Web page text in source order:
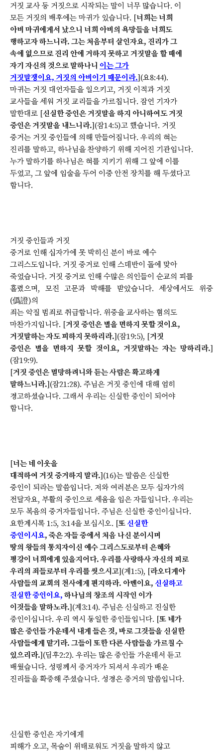
거짓 교사 등 거짓으로 시작되는 말이 너무 많습니다. 이
모든 거짓의 배후에는 마귀가 있습니다. [너희는 너희
아비 마귀에게서 났으니 너희 아비의 욕망들을 너희도
행하고자 하느니라. 그는 처음부터 살인자요, 진리가 그
속에 없으므로 진리 안에 거하지 못하고 거짓말을 할 때에
자기 자신의 것으로 말하나니 이는 그가
거짓말쟁이요, 거짓의 아비이기 때문이라.](요8:44).
마귀는 거짓 대언자들을 일으키고, 거짓 이적과 거짓
교사들을 세워 거짓 교리들을 가르칩니다. 잠언 기자가
말한대로 [신실한 증인은 거짓말을 하지 아니하여도 거짓
증인은 거짓말을 내느니라.](잠14:5)고 했습니다. 거짓
증거는 거짓 증인들에 의해 만들어집니다. 우리의 혀는
진리를 말하고, 하나님을 찬양하기 위해 지어진 기관입니다.
누가 말하기를 하나님은 혀를 지키기 위해 그 앞에 이를
두었고, 그 앞에 입술을 두어 이중 안전 장치를 해 두셨다고
합니다.
거짓 증인들과 거짓
증거로 인해 십자가에 못 박히신 분이 바로 예수
그리스도입니다. 거짓 증거로 인해 스데반이 돌에 맞아
죽었습니다. 거짓 증거로 인해 수많은 의인들이 순교의 피를
흘렸으며, 모진 고문과 박해를 받았습니다. 세상에서도 위증
(僞證)의
죄는 악질 범죄로 취급합니다. 위증을 교사하는 혐의도
마찬가지입니다. [거짓 증인은 벌을 면하지 못할 것이요,
거짓말하는 자도 피하지 못하리라.](잠19:5), [거짓
증인은 벌을 면하지 못할 것이요, 거짓말하는 자는 망하리라.]
(잠19:9).
[거짓 증인은 멸망하려니와 듣는 사람은 확고하게
말하느니라.](잠21:28). 주님은 거짓 증인에 대해 엄히
경고하셨습니다. 그래서 우리는 신실한 증인이 되어야
합니다.
[너는 네 이웃을
대적하여 거짓 증거하지 말라.](16)는 말씀은 신실한
증인이 되라는 말씀입니다. 저와 여러분은 모두 십자가의
전달자요, 부활의 증인으로 세움을 입은 자들입니다. 우리는
모두 복음의 증거자들입니다. 주님은 신실한 증인이십니다.
요한계시록 1:5, 3:14을 보십시오. [또신실한
증인이시요, 죽은 자들 중에서 처음 나신 분이시며
땅의 왕들의 통치자이신 예수 그리스도로부터 은혜와
평강이 너희에게 있을지어다. 우리를 사랑하사 자신의 피로
우리의 죄들로부터 우리를 씻으시고](계1:5), [라오디게아
사람들의 교회의 천사에게 편지하라. 아멘이요, 신실하고
진실한 증인이요, 하나님의 창조의 시작인 이가
이것들을 말하노라.](계3:14). 주님은 신실하고 진실한
증인이십니다. 우리 역시 동일한 증인들입니다. [또 네가
많은 증인들 가운데서 내게 들은 것, 바로 그것들을 신실한
사람들에게 맡기라. 그들이 또한 다른 사람들을 가르칠 수
있으리라.](딤후2:2). 우리는 많은 증인들 가운데서 듣고
배웠습니다. 성령께서 증거자가 되셔서 우리가 배운
진리들을 확증해 주셨습니다. 성경은 증거의 말씀입니다.
신실한 증인은 자기에게
피해가 오고, 목숨이 위태로워도 거짓을 말하지 않고